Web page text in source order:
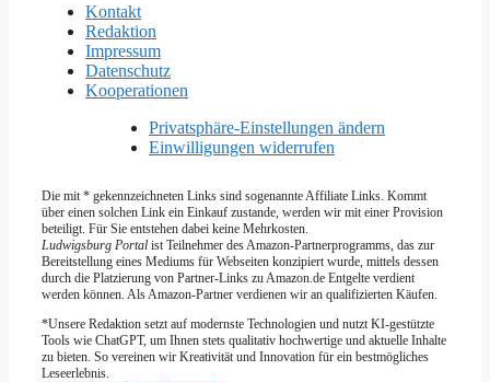
Kontakt
Redaktion
Impressum
Datenschutz
Kooperationen
Privatsphäre-Einstellungen ändern
Einwilligungen widerrufen
Die mit * gekennzeichneten Links sind sogenannte Affiliate Links. Kommt
über einen solchen Link ein Einkauf zustande, werden wir mit­ einer Provision
beteiligt. Für Sie entstehen dabei keine Mehrkosten.
Ludwigsburg Portal ist Teilnehmer des Amazon-Partnerprogramms, das zur
Bereitstellung eines Mediums für Webseiten konzipiert wurde, mittels dessen
durch die Platzierung von Partner-Links zu Amazon.de Entgelte verdient
werden können. Als Amazon-Partner verdienen wir an qualifizierten Käufen.
*Unsere Redaktion setzt auf modernste Technologien und nutzt KI-gestützte
Tools wie ChatGPT, um Ihnen stets qualitativ hochwertige und aktuelle Inhalte
zu bieten. So vereinen wir Kreativität und Innovation für ein bestmögliches
Leseerlebnis.